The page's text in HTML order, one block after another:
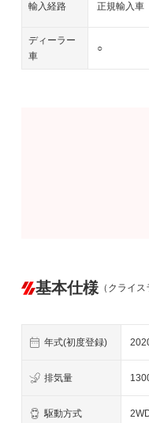
輸入経路 正規輸入車
ディーラー
車
○
基本仕様 （クライ
年式(初度登録)
排気量
駆動方式